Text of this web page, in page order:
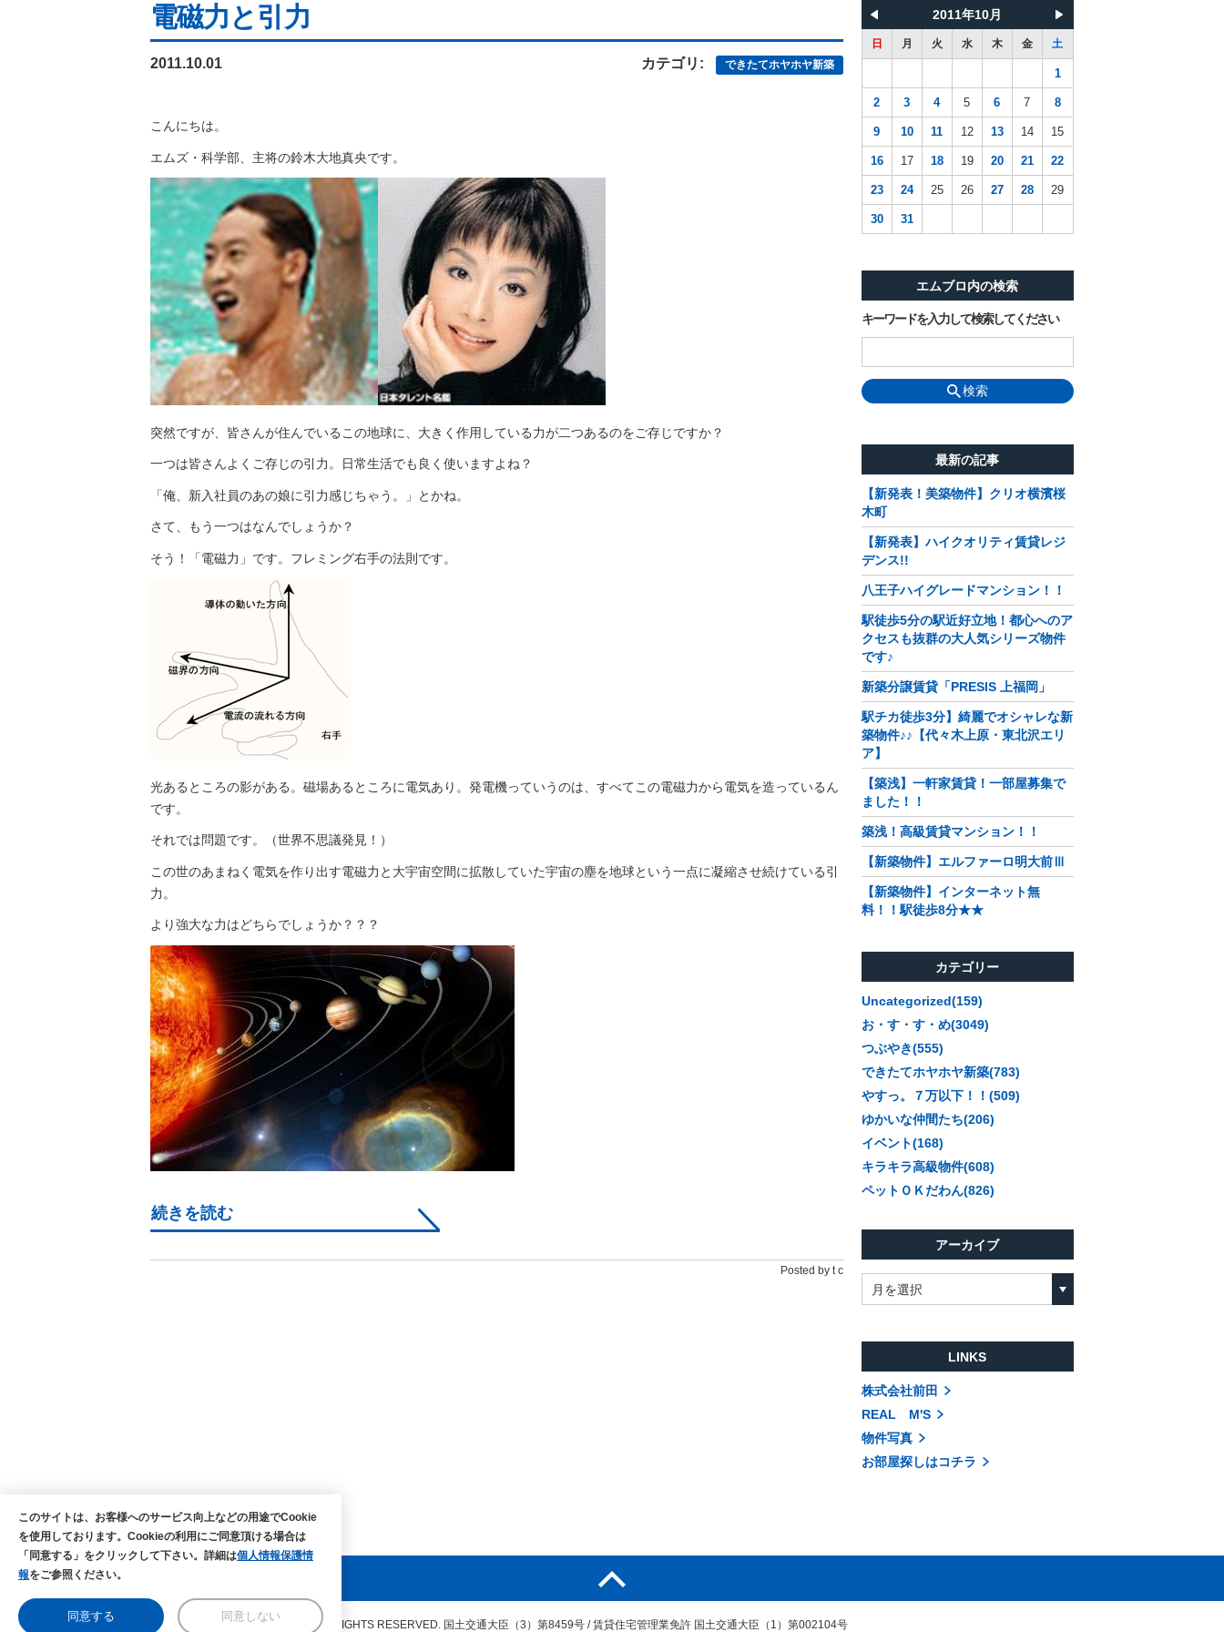
電磁力と引力
2011.10.01 カテゴリ: できたてホヤホヤ新築
こんにちは。
エムズ・科学部、主将の鈴木大地真央です。
突然ですが、皆さんが住んでいるこの地球に、大きく作用している力が二つあるのをご存じですか？
一つは皆さんよくご存じの引力。日常生活でも良く使いますよね？
「俺、新入社員のあの娘に引力感じちゃう。」とかね。
さて、もう一つはなんでしょうか？
そう！「電磁力」です。フレミング右手の法則です。
光あるところの影がある。磁場あるところに電気あり。発電機っていうのは、すべてこの電磁力から電気を造っているん
です。
それでは問題です。（世界不思議発見！）
この世のあまねく電気を作り出す電磁力と大宇宙空間に拡散していた宇宙の塵を地球という一点に凝縮させ続けている引
力。
より強大な力はどちらでしょうか？？？
続きを読む
Posted by t c
2011年10月
日 月 火 水 木 金 土
1
2 3 4 5 6 7 8
9 10 11 12 13 14 15
16 17 18 19 20 21 22
23 24 25 26 27 28 29
30 31
エムブロ内の検索
キーワードを入力して検索してください
検索
最新の記事
【新発表！美築物件】クリオ横濱桜
木町
【新発表】ハイクオリティ賃貸レジ
デンス!!
八王子ハイグレードマンション！！
駅徒歩5分の駅近好立地！都心へのア
クセスも抜群の大人気シリーズ物件
です♪
新築分譲賃貸「PRESIS 上福岡」
駅チカ徒歩3分】綺麗でオシャレな新
築物件♪♪【代々木上原・東北沢エリ
ア】
【築浅】一軒家賃貸！一部屋募集で
ました！！
築浅！高級賃貸マンション！！
【新築物件】エルファーロ明大前Ⅲ
【新築物件】インターネット無
料！！駅徒歩8分★★
カテゴリー
Uncategorized(159)
お・す・す・め(3049)
つぶやき(555)
できたてホヤホヤ新築(783)
やすっ。７万以下！！(509)
ゆかいな仲間たち(206)
イベント(168)
キラキラ高級物件(608)
ペットＯＫだわん(826)
アーカイブ
月を選択
LINKS
株式会社前田
REAL M'S
物件写真
お部屋探しはコチラ
COPYRIGHTS © MAEDA co.,ltd. ALL RIGHTS RESERVED. 国土交通大臣（3）第8459号 /賃貸住宅管理業免許 国土交通大臣（1）第002104号
このサイトは、お客様へのサービス向上などの用途でCookie
を使用しております。Cookieの利用にご同意頂ける場合は
「同意する」をクリックして下さい。詳細は個人情報保護情
報をご参照ください。
同意する 同意しない